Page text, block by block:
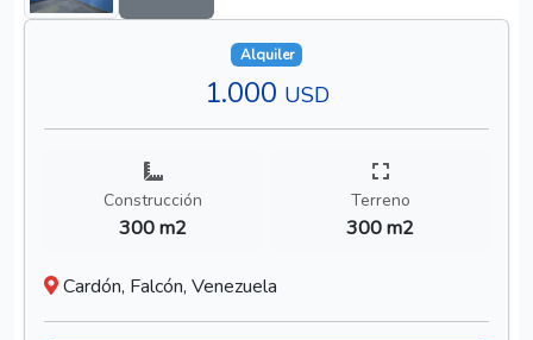
Alquiler
1.000 USD
Construcción
300 m2
Terreno
300 m2
Cardón, Falcón, Venezuela